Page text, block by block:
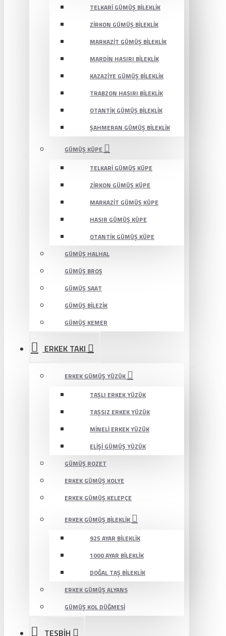
TELKARI GÜMÜŞ BILEKLIK
ZIRKON GÜMÜŞ BILEKLIK
MARKAZIT GÜMÜŞ BILEKLIK
MARDIN HASIRI BILEKLIK
KAZAZIYE GÜMÜŞ BILEKLIK
TRABZON HASIRI BILEKLIK
OTANTIK GÜMÜŞ BILEKLIK
ŞAHMERAN GÜMÜŞ BILEKLIK
GÜMÜŞ KÜPE
TELKARI GÜMÜŞ KÜPE
ZIRKON GÜMÜŞ KÜPE
MARKAZIT GÜMÜŞ KÜPE
HASIR GÜMÜŞ KÜPE
OTANTIK GÜMÜŞ KÜPE
GÜMÜŞ HALHAL
GÜMÜŞ BROŞ
GÜMÜŞ SAAT
GÜMÜŞ BILEZIK
GÜMÜŞ KEMER
ERKEK TAKI
ERKEK GÜMÜŞ YÜZÜK
TAŞLI ERKEK YÜZÜK
TAŞSIZ ERKEK YÜZÜK
MINELI ERKEK YÜZÜK
ELIŞI GÜMÜŞ YÜZÜK
GÜMÜŞ ROZET
ERKEK GÜMÜŞ KOLYE
ERKEK GÜMÜŞ KELEPÇE
ERKEK GÜMÜŞ BILEKLIK
925 AYAR BILEKLIK
1000 AYAR BILEKLIK
DOĞAL TAŞ BILEKLIK
ERKEK GÜMÜŞ ALYANS
GÜMÜŞ KOL DÜĞMESI
TESBİH